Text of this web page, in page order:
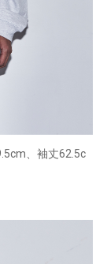
、袖丈62.5c